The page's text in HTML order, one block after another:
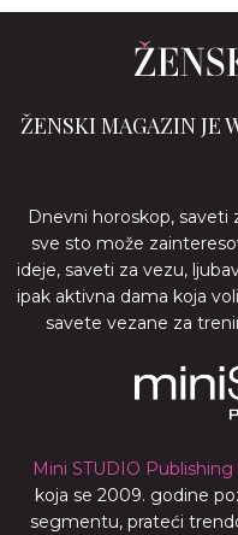
ŽENSKI MAGAZIN JE
Dnevni horoskop, saveti
sve sto može
ideje, saveti za vezu,
ipak aktivna dama koja
savete vezane za
Mini STUDIO Publishing
koja se 2009. godine
segmentu, prateći